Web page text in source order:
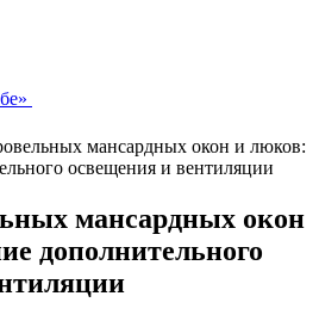
мансардных окон и люков:
освещения и вентиляции
мансардных окон
дополнительного